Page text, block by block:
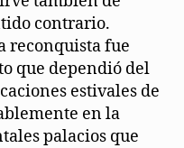
contrario.
reconquista fue
que dependió del
estivales de
en la
palacios que